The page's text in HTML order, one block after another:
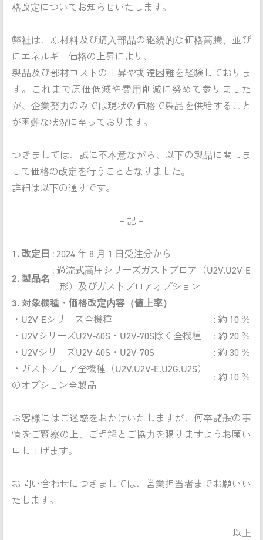
格改定についてお知らせいたします。
弊社は、原材料及び購入部品の継続的な価格高騰、並び
にエネルギー価格の上昇により、
製品及び部材コストの上昇や調達困難を経験しておりま
す。これまで原価低減や費用削減に努めて参りました
が、企業努力のみでは現状の価格で製品を供給すること
が困難な状況に至っております。
つきましては、誠に不本意ながら、以下の製品に関しま
して価格の改定を行うこととなりました。
詳細は以下の通りです。
－記－
1. 改定日 : 2024 年 8 月 1 日受注分から
2. 製品名
: 過流式高圧シリーズガストブロア（U2V.U2V-E
形）及びガストブロアオプション
3. 対象機種・価格改定内容（値上率）
・U2V-Eシリーズ全機種
: 約 10 ％
・U2VシリーズU2V-40S・U2V-70S除く全機種
: 約 20 ％
・U2VシリーズU2V-40S・U2V-70S
: 約 30 ％
・ガストブロア全機種（U2V.U2V-E.U2G.U2S）
のオプション全製品
: 約 10 ％
お客様にはご迷惑をおかけいたしますが、何卒諸般の事
情をご賢察の上、ご理解とご協力を賜りますようお願い
申し上げます。
お問い合わせにつきましては、営業担当者までお願いい
たします。
以上